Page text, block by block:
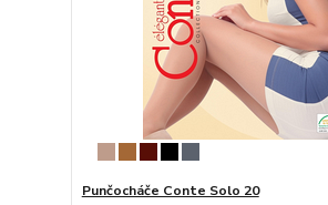
Punčocháče Conte Solo 20